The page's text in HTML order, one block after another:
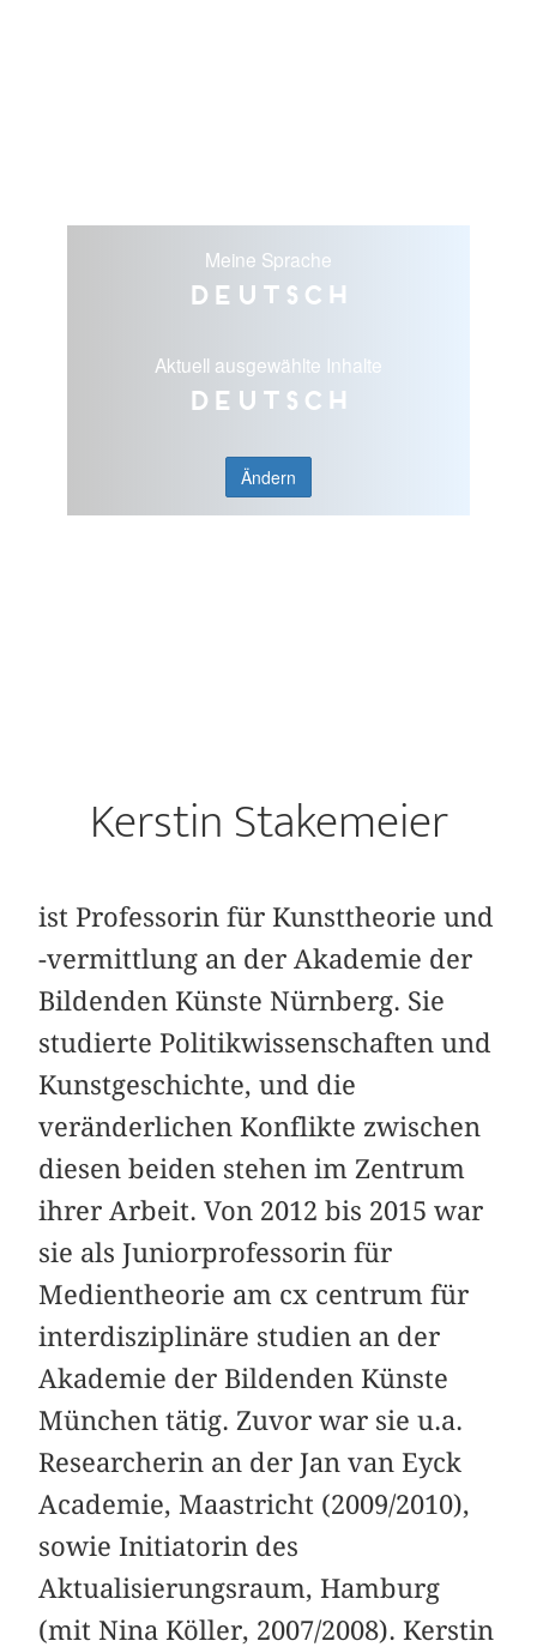
Meine Sprache
Deutsch
Aktuell ausgewählte Inhalte
Deutsch
Ändern
Kerstin Stakemeier
ist Professorin für Kunsttheorie und
-vermittlung an der Akademie der
Bildenden Künste Nürnberg. Sie
studierte Politikwissenschaften und
Kunstgeschichte, und die
veränderlichen Konflikte zwischen
diesen beiden stehen im Zentrum
ihrer Arbeit. Von 2012 bis 2015 war
sie als Juniorprofessorin für
Medientheorie am cx centrum für
interdisziplinäre studien an der
Akademie der Bildenden Künste
München tätig. Zuvor war sie u.a.
Researcherin an der Jan van Eyck
Academie, Maastricht (2009/2010),
sowie Initiatorin des
Aktualisierungsraum, Hamburg
(mit Nina Köller, 2007/2008). Kerstin